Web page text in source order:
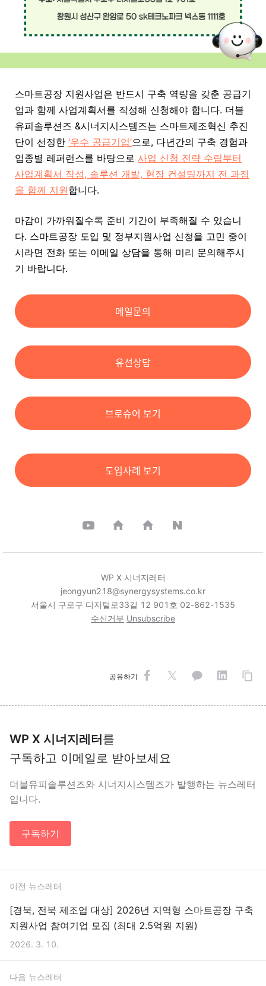
스마트공장 지원사업은 반드시 구축 역량을 갖춘 공급기
업과 함께 사업계획서를 작성해 신청해야 합니다. 더블
유피솔루션즈 &시너지시스템즈는 스마트제조혁신 추진
단이 선정한 ‘우수 공급기업’으로, 다년간의 구축 경험과
업종별 레퍼런스를 바탕으로 사업 신청 전략 수립부터
사업계획서 작성, 솔루션 개발, 현장 컨설팅까지 전 과정
을 함께 지원합니다.
마감이 가까워질수록 준비 기간이 부족해질 수 있습니
다. 스마트공장 도입 및 정부지원사업 신청을 고민 중이
시라면 전화 또는 이메일 상담을 통해 미리 문의해주시
기 바랍니다.
메일문의
유선상담
브로슈어 보기
도입사례 보기
WP X 시너지레터
jeongyun218@synergysystems.co.kr
서울시 구로구 디지털로33길 12 901호 02-862-1535
수신거부 Unsubscribe
공유하기
WP X 시너지레터를
구독하고 이메일로 받아보세요
더블유피솔루션즈와 시너지시스템즈가 발행하는 뉴스레터
입니다.
구독하기
이전 뉴스레터
[경북, 전북 제조업 대상] 2026년 지역형 스마트공장 구축
지원사업 참여기업 모집 (최대 2.5억원 지원)
2026. 3. 10.
다음 뉴스레터